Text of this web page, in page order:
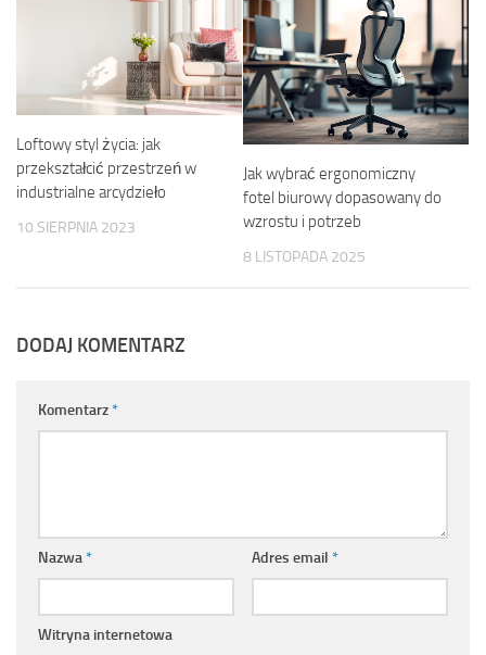
Loftowy styl życia: jak
przekształcić przestrzeń w
industrialne arcydzieło
10 SIERPNIA 2023
Jak wybrać ergonomiczny
fotel biurowy dopasowany do
wzrostu i potrzeb
8 LISTOPADA 2025
DODAJ KOMENTARZ
Komentarz*
Nazwa* Adres email *
Witryna internetowa